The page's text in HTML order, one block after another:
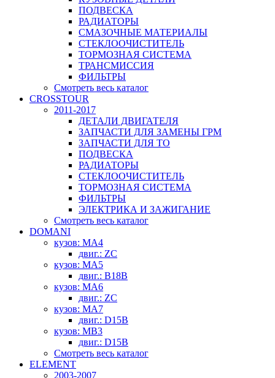
ПОДВЕСКА
РАДИАТОРЫ
СМАЗОЧНЫЕ МАТЕРИАЛЫ
СТЕКЛООЧИСТИТЕЛЬ
ТОРМОЗНАЯ СИСТЕМА
ТРАНСМИССИЯ
ФИЛЬТРЫ
Смотреть весь каталог
CROSSTOUR
2011-2017
ДЕТАЛИ ДВИГАТЕЛЯ
ЗАПЧАСТИ ДЛЯ ЗАМЕНЫ ГРМ
ЗАПЧАСТИ ДЛЯ ТО
ПОДВЕСКА
РАДИАТОРЫ
СТЕКЛООЧИСТИТЕЛЬ
ТОРМОЗНАЯ СИСТЕМА
ФИЛЬТРЫ
ЭЛЕКТРИКА И ЗАЖИГАНИЕ
Смотреть весь каталог
DOMANI
кузов: MA4
двиг.: ZC
кузов: MA5
двиг.: B18B
кузов: MA6
двиг.: ZC
кузов: MA7
двиг.: D15B
кузов: MB3
двиг.: D15B
Смотреть весь каталог
ELEMENT
2003-2007